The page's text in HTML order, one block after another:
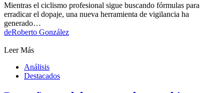
Mientras el ciclismo profesional sigue buscando fórmulas para
erradicar el dopaje, una nueva herramienta de vigilancia ha
generado…
deRoberto González
Leer Más
Análisis
Destacados